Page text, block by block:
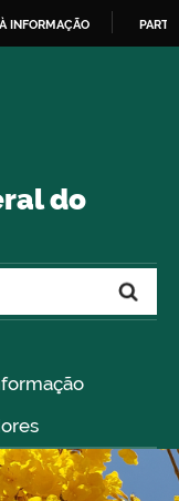
INFORMAÇÃO
do